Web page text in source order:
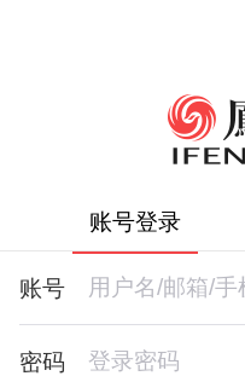
账号登录
账号
密码